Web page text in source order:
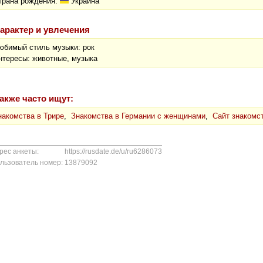
и увлечения
стиль музыки: рок
животные, музыка
часто ищут:
в Трире, Знакомства в Германии с женщинами, Сайт
анкеты:
https://rusdate.de/u/ru6286073
номер: 13879092